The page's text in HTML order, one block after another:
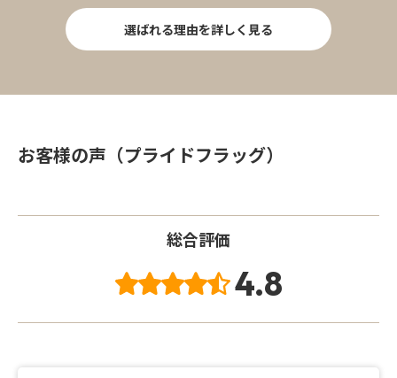
選ばれる理由を詳しく見る
お客様の声（プライドフラッグ）
総合評価
4.8